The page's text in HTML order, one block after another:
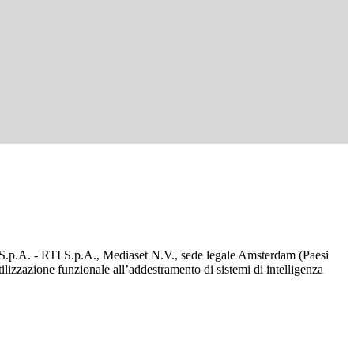
- RTI S.p.A., Mediaset N.V., sede legale Amsterdam (Paesi
funzionale all’addestramento di sistemi di intelligenza